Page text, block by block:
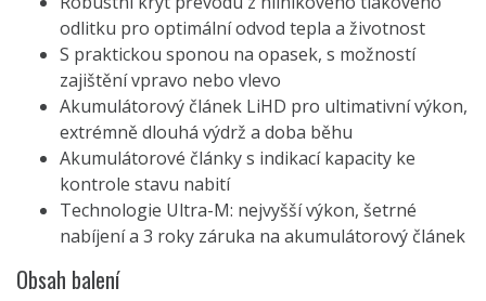
odlitku pro optimální odvod tepla a životnost
S praktickou sponou na opasek, s možností
zajištění vpravo nebo vlevo
Akumulátorový článek LiHD pro ultimativní výkon,
extrémně dlouhá výdrž a doba běhu
Akumulátorové články s indikací kapacity ke
kontrole stavu nabití
Technologie Ultra-M: nejvyšší výkon, šetrné
nabíjení a 3 roky záruka na akumulátorový článek
Obsah balení